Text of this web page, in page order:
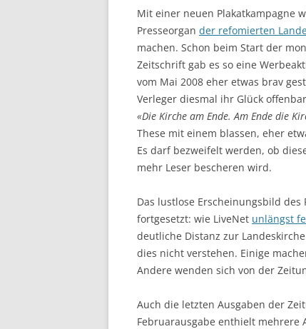
Mit einer neuen Plakatkampagne
Presseorgan der refomierten
machen. Schon beim Start der
Zeitschrift gab es so eine
vom Mai 2008 eher etwas brav
Verleger diesmal ihr Glück
«Die Kirche am Ende. Am Ende die
These mit einem blassen, eher
Es darf bezweifelt werden, ob
mehr Leser bescheren wird.
Das lustlose Erscheinungsbild
fortgesetzt: wie LiveNet unlängst
deutliche Distanz zur
dies nicht verstehen. Einige
Andere wenden sich von der
Auch die letzten Ausgaben der
Februarausgabe enthielt mehrere